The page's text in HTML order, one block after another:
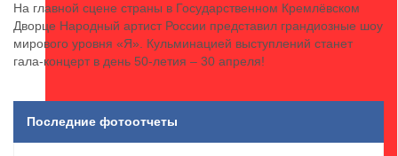
На главной сцене страны в Государственном Кремлёвском
Дворце Народный артист России представил грандиозные шоу
мирового уровня «Я». Кульминацией выступлений станет
гала-концерт в день 50-летия – 30 апреля!
Последние фотоотчеты